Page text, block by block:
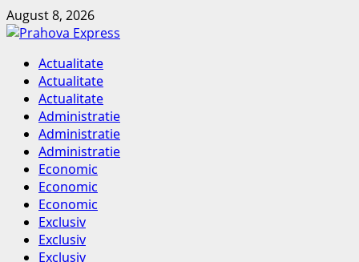
Skip
to
August 8, 2026
Primary
Menu
Actualitate
Actualitate
Actualitate
Administratie
Administratie
Administratie
Economic
Economic
Economic
Exclusiv
Exclusiv
Exclusiv